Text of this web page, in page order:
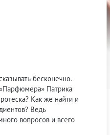
бесконечно.
Патрика
Как же найти и
Ведь
вопросов и всего